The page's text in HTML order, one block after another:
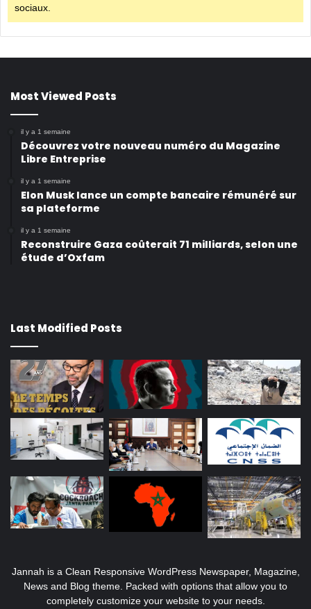
sociaux.
Most Viewed Posts
il y a 1 semaine
Découvrez votre nouveau numéro du Magazine
Libre Entreprise
il y a 1 semaine
Elon Musk lance un compte bancaire rémunéré sur
sa plateforme
il y a 1 semaine
Reconstruire Gaza coûterait 71 milliards, selon une
étude d’Oxfam
Last Modified Posts
Jannah is a Clean Responsive WordPress Newspaper, Magazine,
News and Blog theme. Packed with options that allow you to
completely customize your website to your needs.